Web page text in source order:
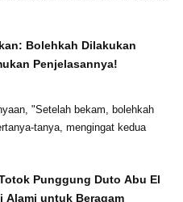
Bolehkah Dilakukan
Penjelasannya!
"Setelah bekam, bolehkah
tanya, mengingat kedua
Punggung Duto Abu El
Alami untuk Beragam